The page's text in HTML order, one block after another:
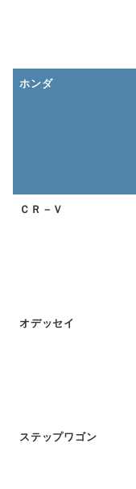
ホンダ
ＣＲ－Ｖ
オデッセイ
ステップワゴン